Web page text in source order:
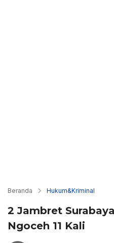
Beranda Hukum&Kriminal
2 Jambret
Ngoceh 11 Kali